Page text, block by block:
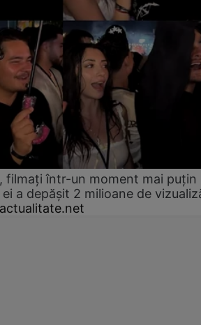
filmați într-un moment mai puțin
a depășit 2 milioane de
actualitate.net